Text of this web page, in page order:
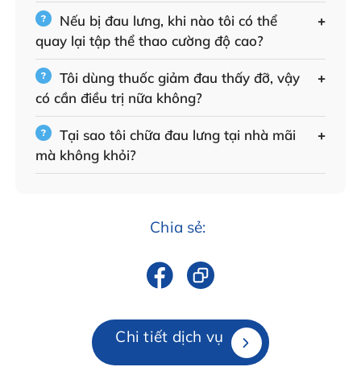
Nếu bị đau lưng, khi nào tôi có thể
quay lại tập thể thao cường độ cao?
Tôi dùng thuốc giảm đau thấy đỡ, vậy
có cần điều trị nữa không?
Tại sao tôi chữa đau lưng tại nhà mãi
mà không khỏi?
Chia sẻ:
Chi tiết dịch vụ